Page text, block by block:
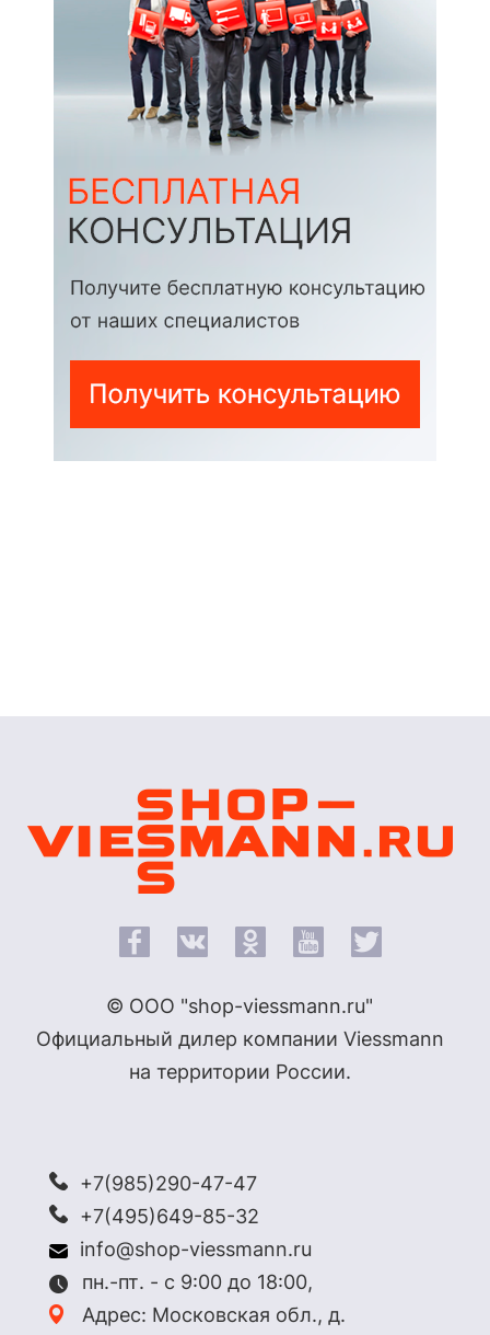
© ООО "shop-viessmann.ru"
Официальный дилер компании Viessmann
на территории России.
+7(985)290-47-47
+7(495)649-85-32
info@shop-viessmann.ru
пн.-пт. - с 9:00 до 18:00,
Адрес: Московская обл., д.